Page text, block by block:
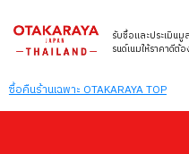
รับซื้อและประเมินมู
รนด์เนมให้ราคาดีต้อ
ซื้อคืนร้านเฉพาะ OTAKARAYA TOP